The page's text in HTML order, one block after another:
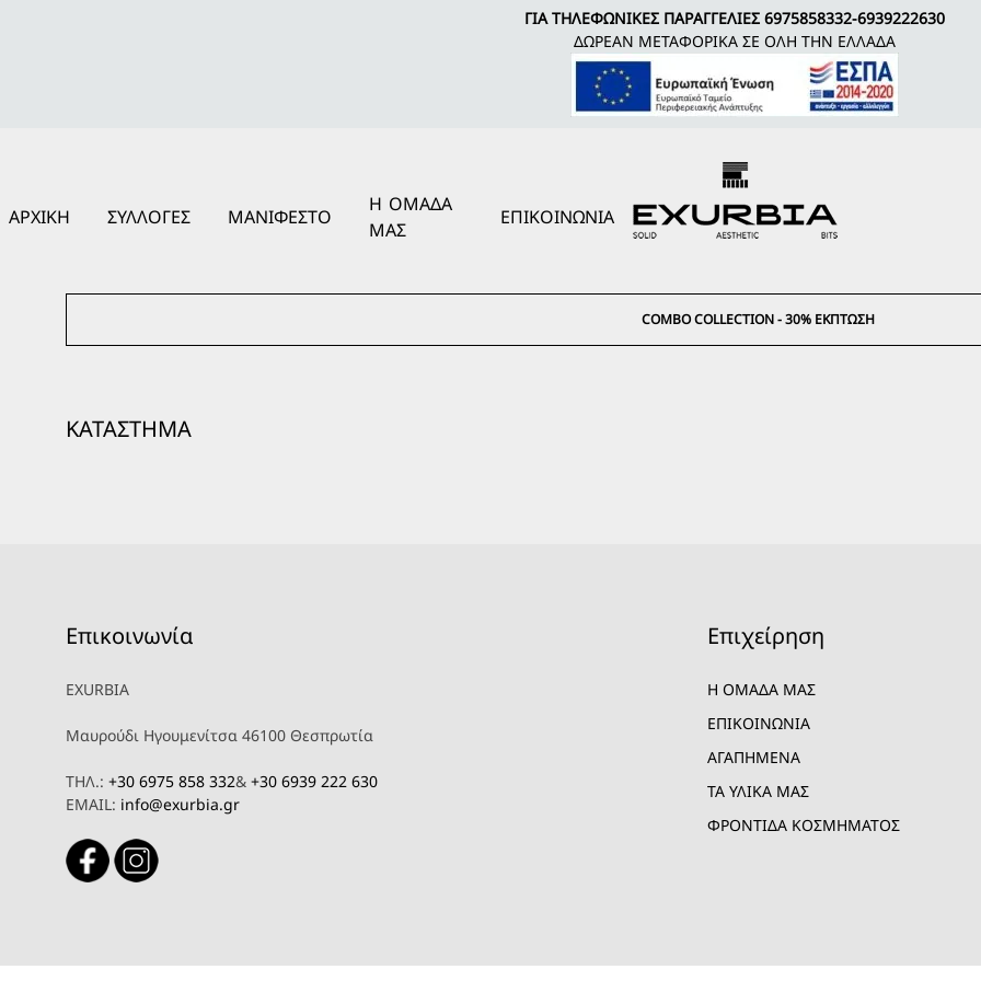
ΓΙΑ ΤΗΛΕΦΩΝΙΚΕΣ ΠΑΡΑΓΓΕΛΙΕΣ 6975858332-6939222630
ΔΩΡΕΑΝ ΜΕΤΑΦΟΡΙΚΑ ΣΕ ΟΛΗ ΤΗΝ ΕΛΛΑΔΑ
ΑΡΧΙΚΗ ΣΥΛΛΟΓΕΣ ΜΑΝΙΦΕΣΤΟ
Η ΟΜΑΔΑ
ΜΑΣ
ΕΠΙΚΟΙΝΩΝΙΑ
COMBO COLLECTION - 30% ΈΚΠΤΩΣΗ
ΚΑΤΑΣΤΗΜΑ
Επικοινωνία
EXURBIA
Μαυρούδι Ηγουμενίτσα 46100 Θεσπρωτία
ΤΗΛ.: +30 6975 858 332& +30 6939 222 630
EMAIL: info@exurbia.gr
Επιχείρηση
Η ΟΜΑΔΑ ΜΑΣ
ΕΠΙΚΟΙΝΩΝΙΑ
ΑΓΑΠΗΜΕΝΑ
ΤΑ ΥΛΙΚΑ ΜΑΣ
ΦΡΟΝΤΙΔΑ ΚΟΣΜΗΜΑΤΟΣ